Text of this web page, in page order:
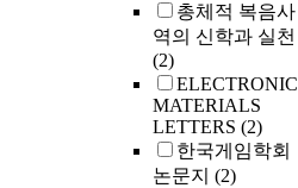
총체적 복음사
역의 신학과 실천
(2)
ELECTRONIC
MATERIALS
LETTERS (2)
한국게임학회
논문지 (2)